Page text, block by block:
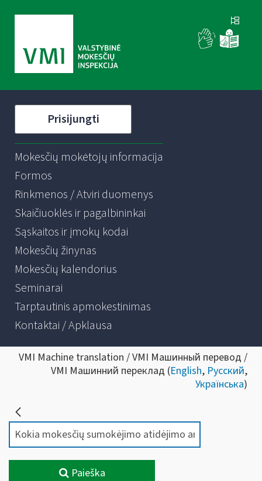
Prisijungti
Mokesčių mokėtojų informacija
Formos
Rinkmenos / Atviri duomenys
Skaičiuoklės ir pagalbininkai
Sąskaitos ir įmokų kodai
Mokesčių žinynas
Mokesčių kalendorius
Seminarai
Tarptautinis apmokestinimas
Kontaktai / Apklausa
VMI Machine translation / VMI Машинный перевод /
VMI Машинний переклад (English, Русский,
Українська)
Paieška